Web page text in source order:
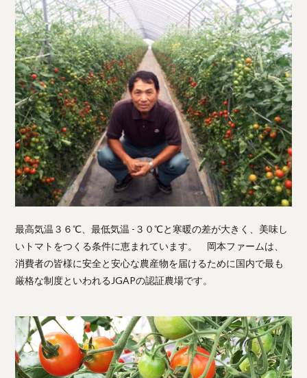
最高気温３６℃、最低気温 -３０℃と寒暖の差が大きく、美味し
いトマトをつくる条件に恵まれています。 岡本ファームは、
消費者の皆様に安全と安心な農産物を届けるために国内で最も
厳格な制度といわれるJGAPの認証農場です。